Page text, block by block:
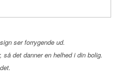
ser forrygende ud.
det danner en helhed i din bolig.